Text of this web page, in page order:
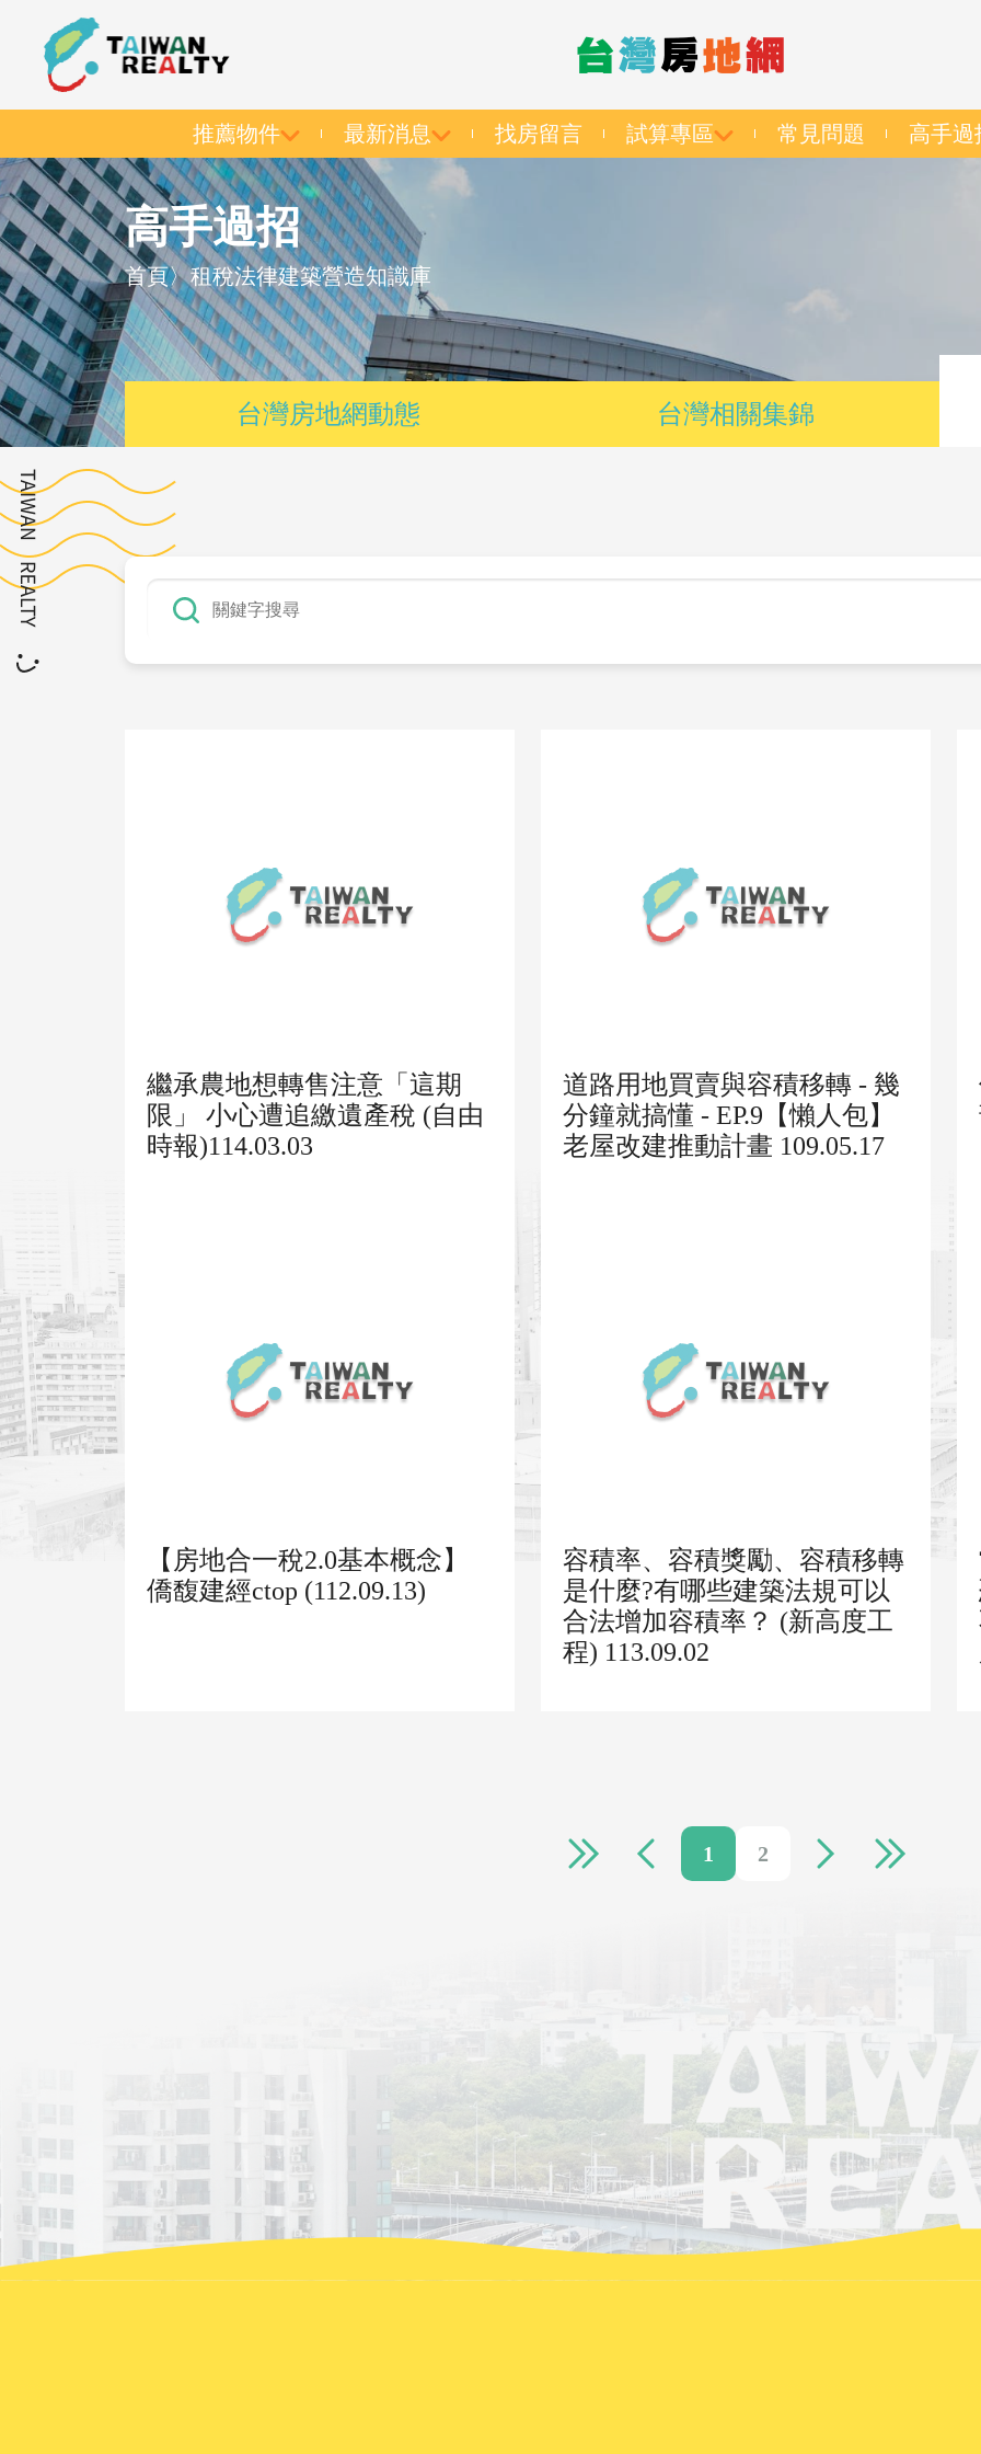
推薦物件 最新消息 找房留言 試算專區 常見問題 高手過
高手過招
首頁〉租稅法律建築營造知識庫
台灣房地網動態 台灣相關集錦
繼承農地想轉售注意「這期
限」 小心遭追繳遺產稅 (自由
時報)114.03.03
道路用地買賣與容積移轉 - 幾
分鐘就搞懂 - EP.9【懶人包】
老屋改建推動計畫 109.05.17
【房地合一稅2.0基本概念】
僑馥建經ctop (112.09.13)
容積率、容積獎勵、容積移轉
是什麼?有哪些建築法規可以
合法增加容積率？ (新高度工
程) 113.09.02
1 2